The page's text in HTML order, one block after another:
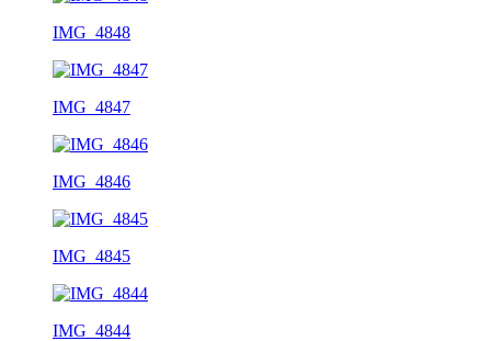
IMG_4848
IMG_4847
IMG_4846
IMG_4845
IMG_4844